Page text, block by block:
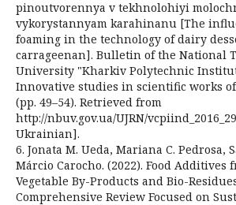
pinoutvorennya v tekhnolohiyi
vykorystannyam karahinanu [The
foaming in the technology of dairy
carrageenan]. Bulletin of the National
University "Kharkiv Polytechnic
Innovative studies in scientific works of
(pp. 49–54). Retrieved from
http://nbuv.gov.ua/UJRN/
Ukrainian].
6. Jonata M. Ueda, Mariana C. Pedrosa,
Márcio Carocho. (2022). Food Additives
Vegetable By-Products and Bio-
Comprehensive Review Focused on